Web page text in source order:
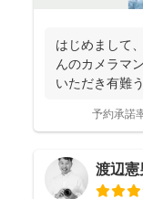
はじめまして
んのカメラマ
いただき有難
予約承諾
渡辺憲